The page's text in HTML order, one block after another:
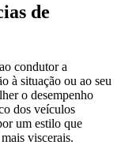
de
condutor a
à situação ou ao seu
o desempenho
dos veículos
um estilo que
viscerais.